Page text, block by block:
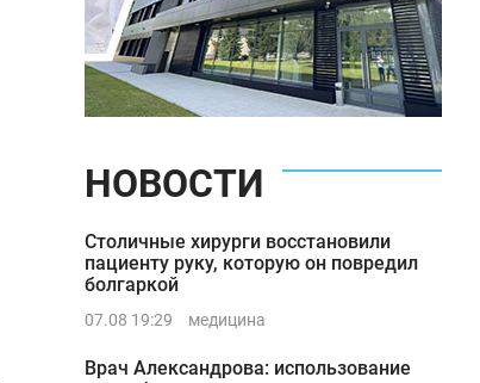
НОВОСТИ
Столичные хирурги восстановили
пациенту руку, которую он повредил
болгаркой
07.08 19:29 медицина
Врач Александрова: использование